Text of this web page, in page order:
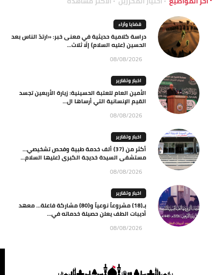
قضايا وآراء
دراسة كلامية حديثية في معنى خبر: «ارتدّ الناس بعد
الحسين (عليه السلام) إلّا ثلاث...
08/08/2026
اخبار وتقارير
الأمين العام للعتبة الحسينية: زيارة الأربعين تجسد
القيم الإنسانية التي أرساها ال...
08/08/2026
اخبار وتقارير
أكثر من (37) ألف خدمة طبية وفحص تشخيصي…
مستشفى السيدة خديجة الكبرى (عليها السلام...
08/08/2026
اخبار وتقارير
بـ(18) مشروعاً نوعياً و(80) مشاركة فاعلة… معهد
أديبات الطف يعلن حصيلة خدماته في...
08/08/2026